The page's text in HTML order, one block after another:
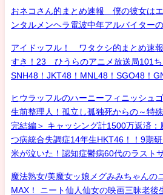
おネコさん的まとめ速報 僕の彼女は
ンタルメンヘラ電波中年アルバイター
アイドッフル！ ワタクシ的まとめ速
すき！23 ひうらのアニメ放送局101
SNH48！JKT48！MNL48！SGO48！
ヒウラッフルのハーニーフィニッシュ
生前整理人！孤立し孤独死からの～特
完結編＞ キャッシング計1500万返済：
つ病統合失調症14年生HKT46！！9期
米が泣いた！認知症鬱病60代のラスト
魔法熟女/美魔女ッ娘メグみみちゃんの
MAX！ ニート仙人仙女の映画三昧老後